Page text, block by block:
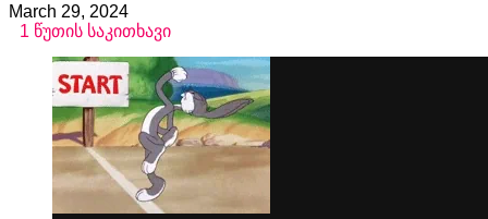
March 29, 2024
1 წუთის საკითხავი